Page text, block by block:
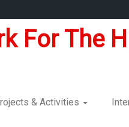
For The
& Activities